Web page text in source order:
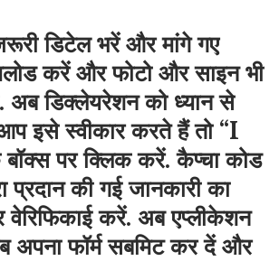
डिटेल भरें और मांगे गए
करें और फोटो और साइन भी
डिक्लेयरेशन को ध्यान से
इसे स्वीकार करते हैं तो “I
पर क्लिक करें. कैप्चा कोड
प्रदान की गई जानकारी का
वेरिफिकाई करें. अब एप्लीकेशन
अपना फॉर्म सबमिट कर दें और